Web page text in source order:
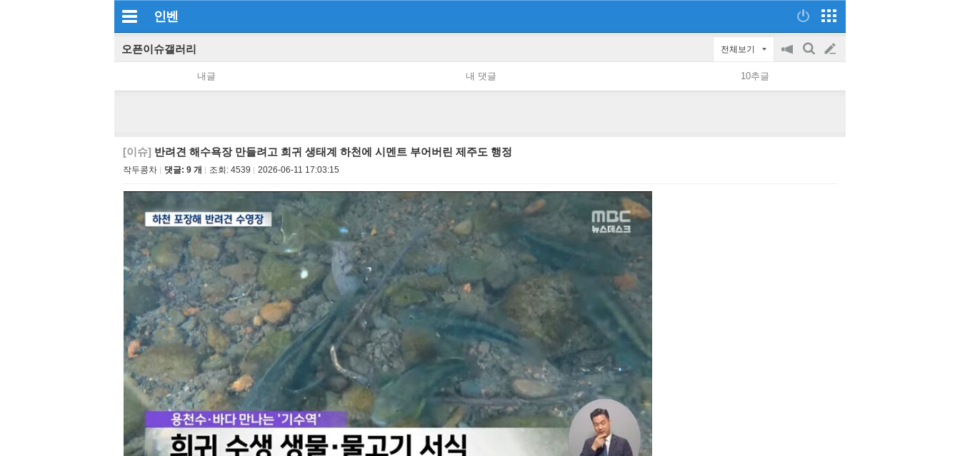
인벤
오픈이슈갤러리 전체보기
공
on/off
검
글
쓰
내글 내 댓글 10추글
[이슈] 반려견 해수욕장 만들려고 희귀 생태계 하천에 시멘트 부어버린 제주도 행정
작두콩차 댓글: 9 개 조회: 4539 2026-06-11 17:03:15